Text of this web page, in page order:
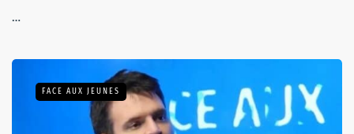
…
FACE AUX JEUNES